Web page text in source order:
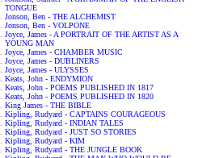
TONGUE
Jonson, Ben - THE ALCHEMIST
Jonson, Ben - VOLPONE
Joyce, James - A PORTRAIT OF THE ARTIST AS A
YOUNG MAN
Joyce, James - CHAMBER MUSIC
Joyce, James - DUBLINERS
Joyce, James - ULYSSES
Keats, John - ENDYMION
Keats, John - POEMS PUBLISHED IN 1817
Keats, John - POEMS PUBLISHED IN 1820
King James - THE BIBLE
Kipling, Rudyard - CAPTAINS COURAGEOUS
Kipling, Rudyard - INDIAN TALES
Kipling, Rudyard - JUST SO STORIES
Kipling, Rudyard - KIM
Kipling, Rudyard - THE JUNGLE BOOK